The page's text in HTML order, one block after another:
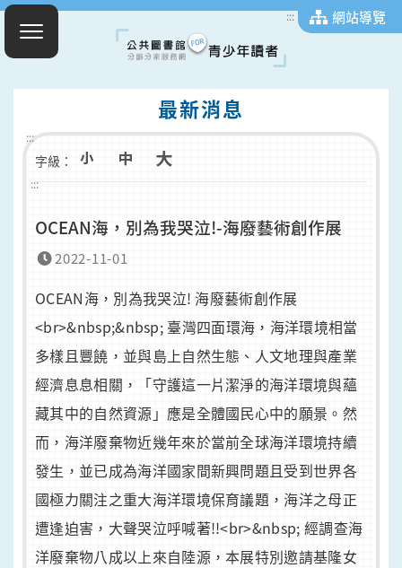
::: 網站導覽
最新消息
:::
字級：
:::
OCEAN海，別為我哭泣!-海廢藝術創作展
2022-11-01
OCEAN海，別為我哭泣! 海廢藝術創作展
<br>&nbsp;&nbsp; 臺灣四面環海，海洋環境相當
多樣且豐饒，並與島上自然生態、人文地理與產業
經濟息息相關，「守護這一片潔淨的海洋環境與蘊
藏其中的自然資源」應是全體國民心中的願景。然
而，海洋廢棄物近幾年來於當前全球海洋環境持續
發生，並已成為海洋國家間新興問題且受到世界各
國極力關注之重大海洋環境保育議題，海洋之母正
遭逢迫害，大聲哭泣呼喊著!!<br>&nbsp; 經調查海
洋廢棄物八成以上來自陸源，本展特別邀請基隆女